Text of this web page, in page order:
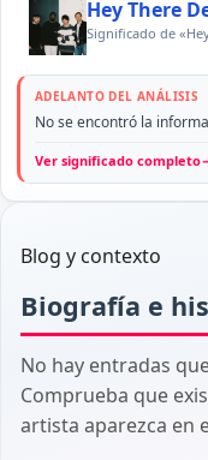
Hey There
Significado de
ADELANTO DEL ANÁLISIS
No se encontró la
Ver significado completo
Blog y contexto
Biografía e
No hay entradas
Comprueba que
artista aparezca en